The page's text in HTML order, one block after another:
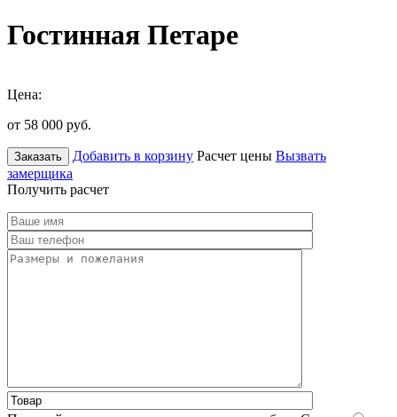
Гостинная Петаре
Цена:
от 58 000 руб.
Заказать Добавить в корзину Расчет цены Вызвать
замерщика
Получить расчет